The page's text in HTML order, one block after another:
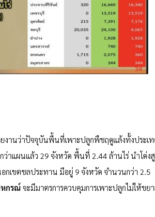
งานว่าปัจจุบันพื้นที่เพาะปลูกพืชฤดูแล้งทั้งประเ
าแผนแล้ว 29 จังหวัด พื้นที่ 2.44 ล้านไร่ นำโด่ง
เขตชลประทาน มีอยู่ 9 จังหวัด จำนวนกว่า 2.5
หกรณ์ จะมีมาตรการควบคุมการเพาะปลูกไม่ให้ขย